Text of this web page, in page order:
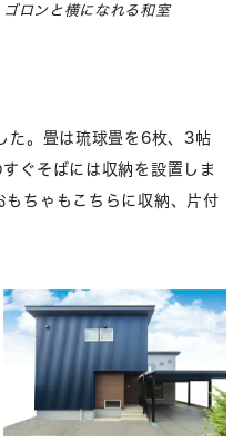
ゴロンと横になれる和室
た。畳は琉球畳を6枚、3帖
ぐそばには収納を設置しま
もちゃもこちらに収納、片付